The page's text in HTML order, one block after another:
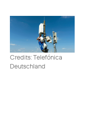
Credits: Telefónica
Deutschland